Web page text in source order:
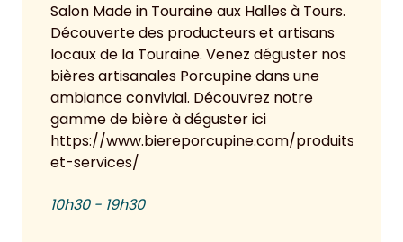
Salon Made in Touraine aux Halles à Tours.
Découverte des producteurs et artisans
locaux de la Touraine. Venez déguster nos
bières artisanales Porcupine dans une
ambiance convivial. Découvrez notre
gamme de bière à déguster ici
https://www.biereporcupine.com/produits-
et-services/
10h30 - 19h30